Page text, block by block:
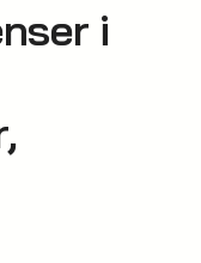
i